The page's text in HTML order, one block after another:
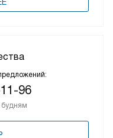
96
будням